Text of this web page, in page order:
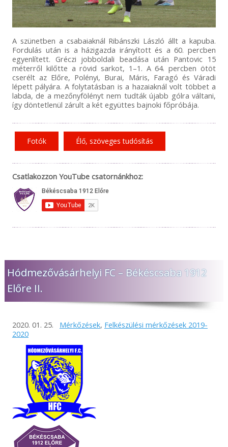
A szünetben a csabaiaknál Ribánszki László állt a kapuba.
Fordulás után is a házigazda irányított és a 60. percben
egyenlített. Gréczi jobboldali beadása után Pantovic 15
méterről kilőtte a rövid sarkot, 1–1. A 64. percben ötöt
cserélt az Előre, Polényi, Burai, Máris, Faragó és Váradi
lépett pályára. A folytatásban is a hazaiaknál volt többet a
labda, de a mezőnyfölényt nem tudták újabb gólra váltani,
így döntetlenül zárult a két együttes bajnoki főpróbája.
Fotók Élő, szöveges tudósítás
Csatlakozzon YouTube csatornánkhoz:
Hódmezővásárhelyi FC – Békéscsaba 1912
Előre II.
2020. 01. 25. Mérkőzések, Felkészülési mérkőzések 2019-
2020